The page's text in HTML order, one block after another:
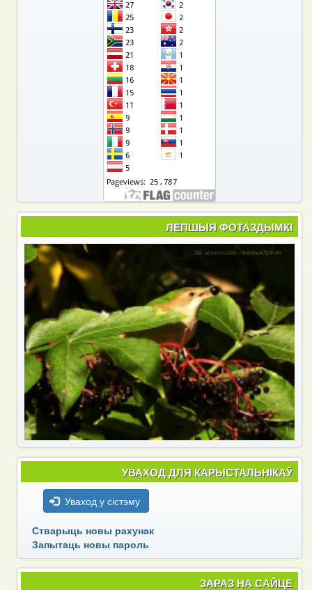
ЛЕПШЫЯ ФОТАЗДЫМКІ
УВАХОД ДЛЯ КАРЫСТАЛЬНІКАЎ
Уваход у сістэму
Стварыць новы рахунак
Запытаць новы пароль
ЗАРАЗ НА САЙЦЕ